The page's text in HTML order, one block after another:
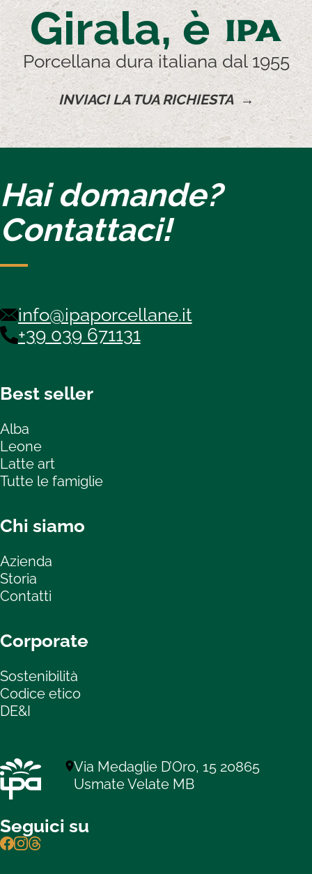
Girala, èIPA
Porcellana dura italiana dal 1955
INVIACI LA TUA RICHIESTA →
Hai domande?
Contattaci!
info@ipaporcellane.it
+39 039 671131
Via Medaglie D’Oro, 15 20865
Usmate Velate MB
Seguici su
Best seller
Alba
Leone
Latte art
Tutte le famiglie
Chi siamo
Azienda
Storia
Contatti
Corporate
Sostenibilità
Codice etico
DE&I